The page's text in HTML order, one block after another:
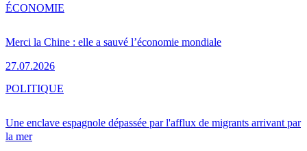
Merci la Chine : elle a sauvé l’économie mondiale
27.07.2026
ÉCONOMIE
Une enclave espagnole dépassée par l'afflux de migrants arrivant par
la mer
POLITIQUE